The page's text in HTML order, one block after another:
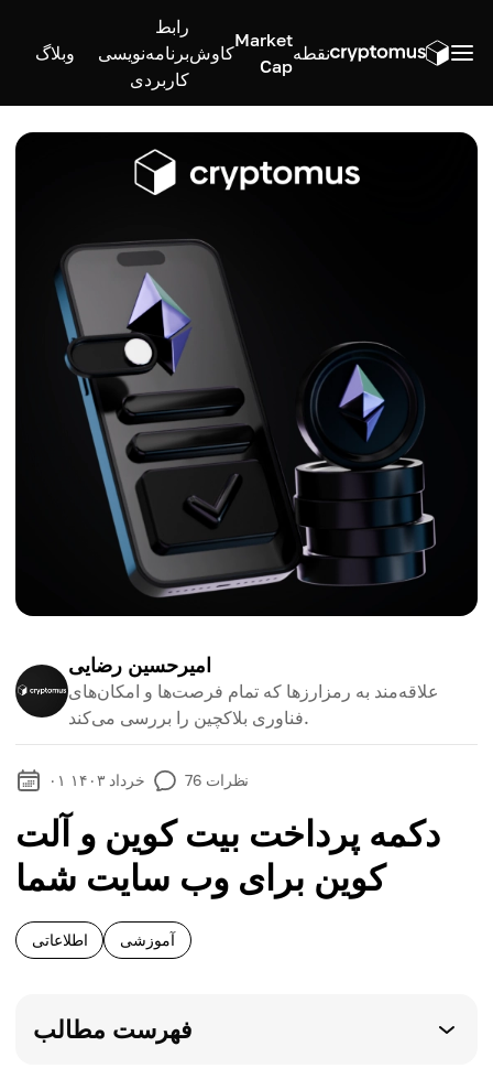
نقطه
Market
Cap
کاوش
رابط
برنامه‌نویسی
کاربردی
وبلاگ
امیرحسین رضایی
علاقه‌مند به رمزارزها که تمام فرصت‌ها و امکان‌های
فناوری بلاکچین را بررسی می‌کند.
۰۱ خرداد ۱۴۰۳ 76 نظرات
دکمه پرداخت بیت کوین و آلت
کوین برای وب سایت شما
اطلاعاتی آموزشی
فهرست مطالب